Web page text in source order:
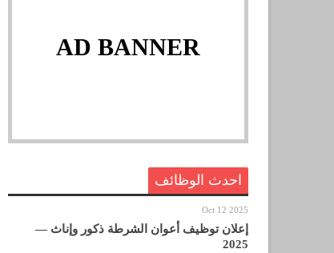
AD BANNER
احدث الوظائف
Oct 12 2025
إعلان توظيف أعوان الشرطة ذكور وإناث —
2025